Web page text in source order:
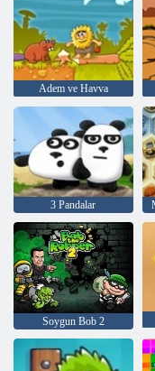
Adem ve Havva
3 Pandalar
Soygun Bob 2